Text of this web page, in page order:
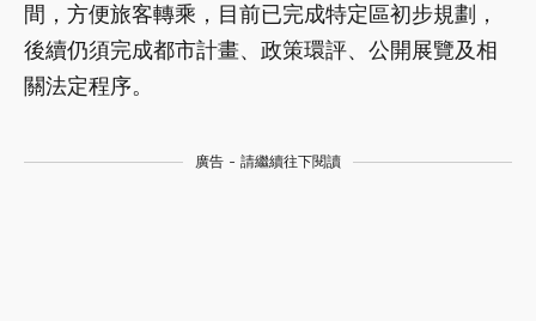
間，方便旅客轉乘，目前已完成特定區初步規劃，
後續仍須完成都市計畫、政策環評、公開展覽及相
關法定程序。
廣告 - 請繼續往下閱讀